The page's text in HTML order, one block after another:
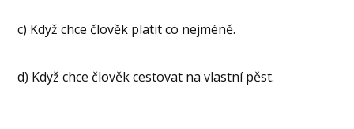
c) Když chce člověk platit co nejméně.
d) Když chce člověk cestovat na vlastní pěst.